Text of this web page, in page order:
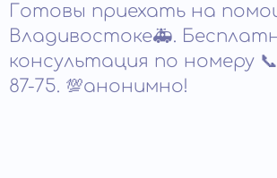
лечения составляет 6–12 месяцев. За
организм полностью очищается от
вырабатываются полезные привычки
питание, соблюдение режима дня,
физкультурой), человек избавляется
Готовы приехать на
Владивостоке🚑.
консультация по номеру
87-75. 💯анонимно!